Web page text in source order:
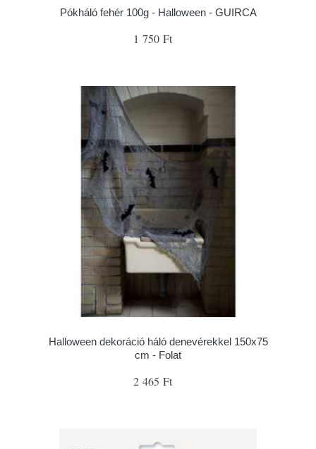
Pókháló fehér 100g - Halloween - GUIRCA
1 750 Ft
Halloween dekoráció háló denevérekkel 150x75
cm - Folat
2 465 Ft